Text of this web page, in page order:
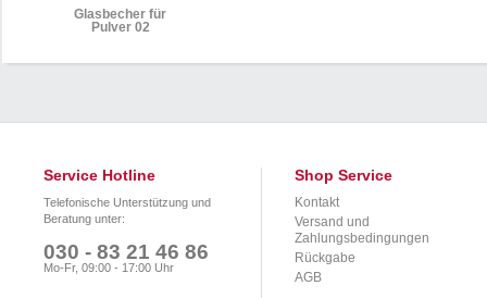
Glasbecher für
Pulver 02
Service Hotline
Telefonische Unterstützung und
Beratung unter:
030 - 83 21 46 86
Mo-Fr, 09:00 - 17:00 Uhr
Shop Service
Kontakt
Versand und
Zahlungsbedingungen
Rückgabe
AGB